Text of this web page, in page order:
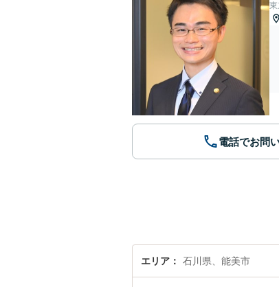
電話でお問
エリア 石川県、能美市